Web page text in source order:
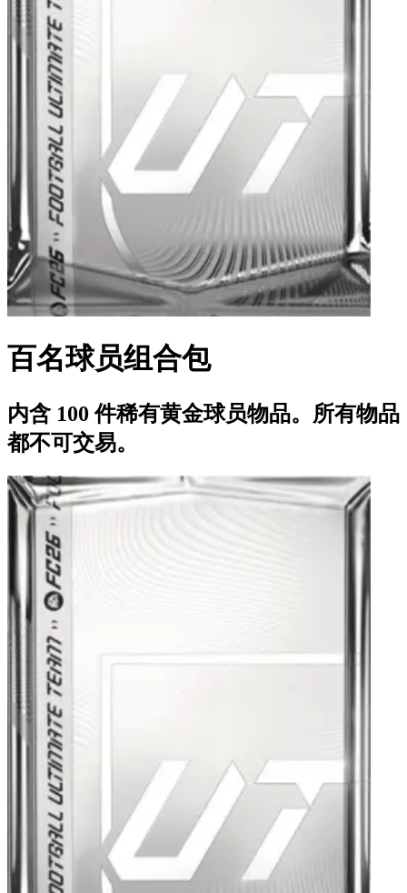
百名球员组合包
内含 100 件稀有黄金球员物品。所有物品
都不可交易。